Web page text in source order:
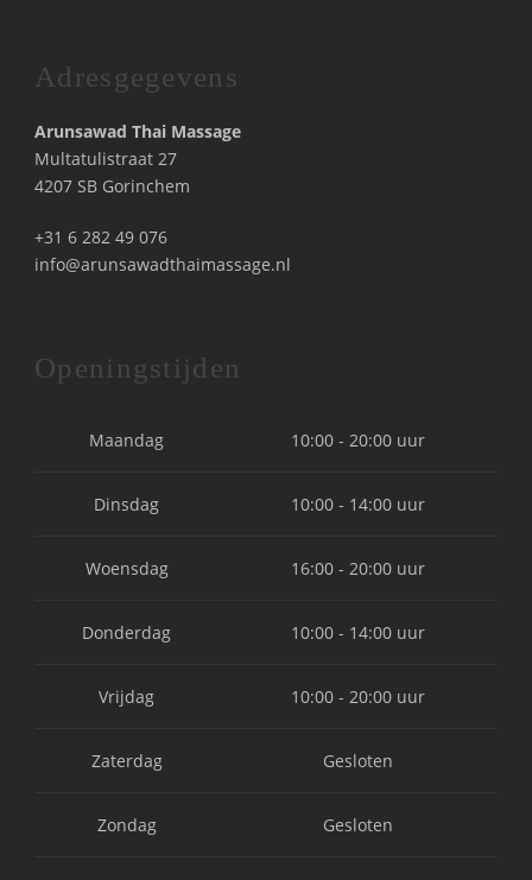
Adresgegevens
Arunsawad Thai Massage
Multatulistraat 27
4207 SB Gorinchem
+31 6 282 49 076
info@arunsawadthaimassage.nl
Openingstijden
Maandag 10:00 - 20:00 uur
Dinsdag 10:00 - 14:00 uur
Woensdag 16:00 - 20:00 uur
Donderdag 10:00 - 14:00 uur
Vrijdag 10:00 - 20:00 uur
Zaterdag Gesloten
Zondag Gesloten